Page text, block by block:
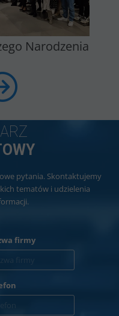
Narodzenia
pytania. Skontaktujemy
tematów i udzielenia
firmy